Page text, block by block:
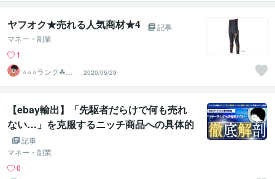
ヤフオク★売れる人気商材★4
記事
マネー・副業
1
⭐️⭐️⭐️ランク☘ヤ
フオクマスター
2020/06/29
【ebay輸出】「先駆者だらけで何も売れ
ない…」を克服するニッチ商品への具体的
なアプローチ方法【3/18最新版】
記事
マネー・副業
0